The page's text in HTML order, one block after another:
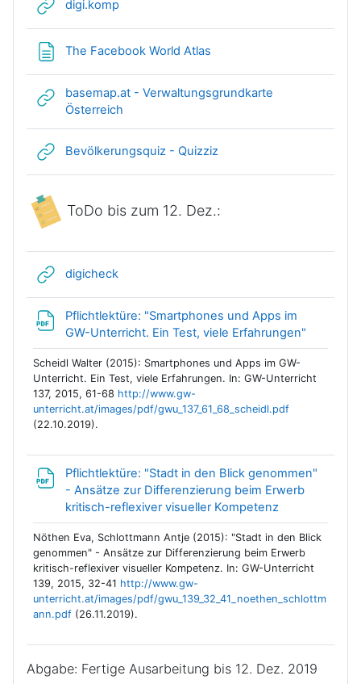
digi.kompLink/URL
The Facebook World Atlas
basemap.at - Verwaltungsgrundkarte
Österreich
Bevölkerungsquiz - Quizziz
ToDo bis zum 12. Dez.:
digicheckLink/URL
Pflichtlektüre: "Smartphones und Apps im
GW-Unterricht. Ein Test, viele Erfahrungen"
Scheidl Walter (2015): Smartphones und Apps im GW-
Unterricht. Ein Test, viele Erfahrungen. In: GW-Unterricht
137, 2015, 61-68 http://www.gw-
unterricht.at/images/pdf/gwu_137_61_68_scheidl.pdf
(22.10.2019).
Pflichtlektüre: "Stadt in den Blick genommen"
- Ansätze zur Differenzierung beim Erwerb
kritisch-reflexiver visueller Kompetenz
Nöthen Eva, Schlottmann Antje (2015): "Stadt in den Blick
genommen" - Ansätze zur Differenzierung beim Erwerb
kritisch-reflexiver visueller Kompetenz. In: GW-Unterricht
139, 2015, 32-41 http://www.gw-
unterricht.at/images/pdf/gwu_139_32_41_noethen_schlottm
ann.pdf (26.11.2019).
Abgabe: Fertige Ausarbeitung bis 12. Dez. 2019